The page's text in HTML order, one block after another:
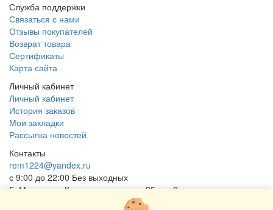
Служба поддержки
Связаться с нами
Отзывы покупателей
Возврат товара
Сертификаты
Карта сайта
Личный кабинет
Личный кабинет
История заказов
Мои закладки
Рассылка новостей
Контакты
rem1224@yandex.ru
с 9:00 до 22:00 Без выходных
Г. Москва ул. Коровинское шоссе 35 стр 2